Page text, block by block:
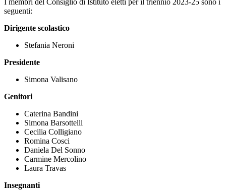
I membri del Consiglio di Istituto eletti per il triennio 2023-25 sono i
seguenti:
Dirigente scolastico
Stefania Neroni
Presidente
Simona Valisano
Genitori
Caterina Bandini
Simona Barsottelli
Cecilia Colligiano
Romina Cosci
Daniela Del Sonno
Carmine Mercolino
Laura Travas
Insegnanti